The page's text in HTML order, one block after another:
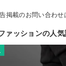
掲載のお問い合わせ
ァッションの人